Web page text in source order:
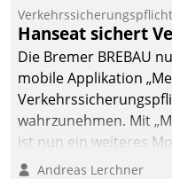
Verkehrssicherungspflicht
Hanseat sichert
Die Bremer BREBAU
mobile Applikation
wahrzunehmen. Mit
ist nun ein weiteres
Einsatz.
Andreas Lerchner